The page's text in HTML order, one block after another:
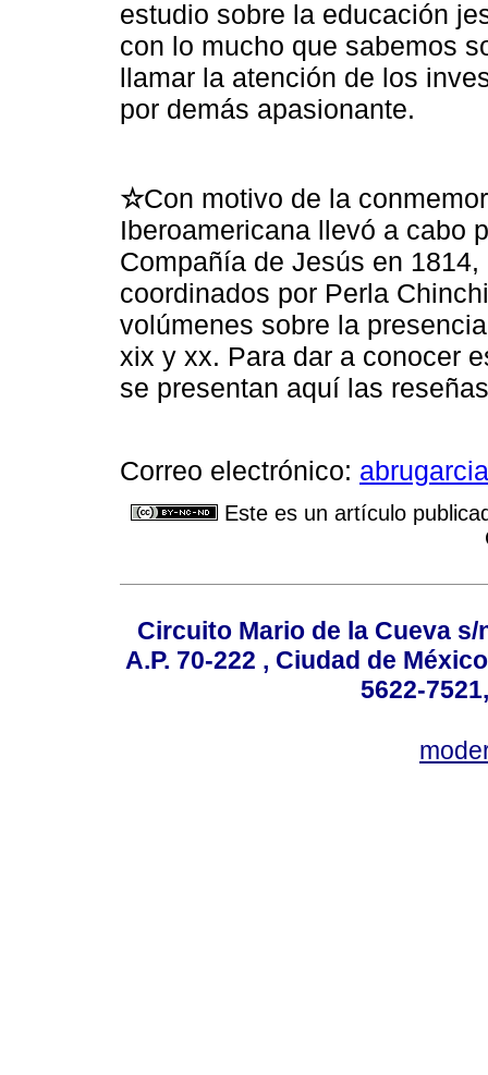
estudio sobre la educación
con lo mucho que sabemos
llamar la atención de los
por demás apasionante.
☆Con motivo de la
Iberoamericana llevó a cabo
Compañía de Jesús en
coordinados por Perla
volúmenes sobre la
xix y xx. Para dar a conocer
se presentan aquí las
Correo electrónico:
Este es un artículo
Circuito Mario de la Cueva
A.P. 70-222 , Ciudad de
5622-